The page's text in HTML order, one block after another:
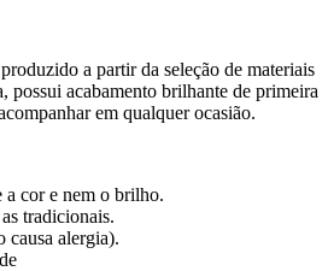
a partir da seleção de materiais
possui acabamento brilhante de primeira
em qualquer ocasião.
a cor e nem o brilho.
tradicionais.
causa alergia).